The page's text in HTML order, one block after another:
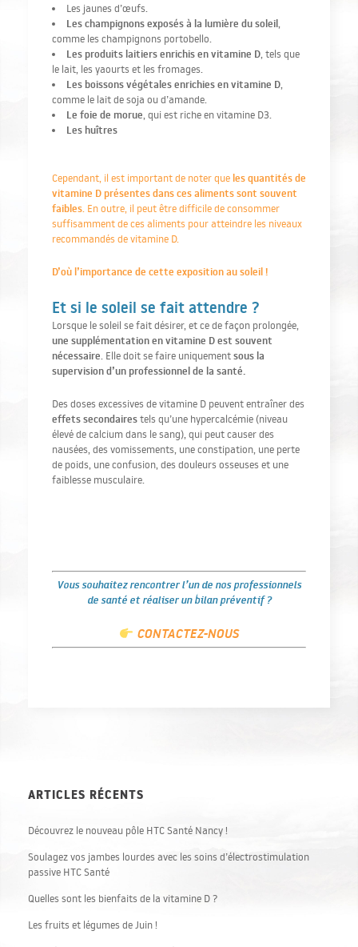
Les jaunes d’œufs.
Les champignons exposés à la lumière du soleil
comme les champignons portobello.
Les produits laitiers enrichis en vitamine D , tels que
le lait, les yaourts et les fromages.
Les boissons végétales enrichies en vitamine D
comme le lait de soja ou d’amande.
Le foie de morue , qui est riche en vitamine D3.
Les huîtres
Cependant, il est important de noter queles quantités de
vitamine D présentes dans ces aliments sont souvent
faibles . En outre, il peut être difficile de consommer
suffisamment de ces aliments pour atteindre les niveaux
recommandés de vitamine D.
D’où l’importance de cette exposition au soleil !
Et si le soleil se fait attendre ?
Lorsque le soleil se fait désirer, et ce de façon prolongée,
une supplémentation en vitamine D est souvent
nécessaire . Elle doit se faire uniquementsous la
supervision d’un professionnel de la santé.
Des doses excessives de vitamine D peuvent entraîner des
effets secondairestels qu’une hypercalcémie (niveau
élevé de calcium dans le sang), qui peut causer des
nausées, des vomissements, une constipation, une perte
de poids, une confusion, des douleurs osseuses et une
faiblesse musculaire.
Vous souhaitez rencontrer l’un de nos professionnels
de santé et réaliser un bilan préventif ?
CONTACTEZ-NOUS
ARTICLES RÉCENTS
Découvrez le nouveau pôle HTC Santé Nancy !
Soulagez vos jambes lourdes avec les soins d’électrostimulation
passive HTC Santé
Quelles sont les bienfaits de la vitamine D ?
Les fruits et légumes de Juin !